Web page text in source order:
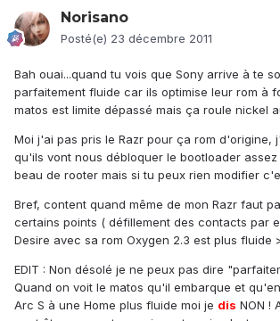
Norisano
Posté(e) 23 décembre 2011
Bah ouai...quand tu vois que Sony arrive à te
parfaitement fluide car ils optimise leur rom à
matos est limite dépassé mais ça roule nickel
Moi j'ai pas pris le Razr pour ça rom d'origine,
qu'ils vont nous débloquer le bootloader
beau de rooter mais si tu peux rien modifier
Bref, content quand même de mon Razr faut
certains points ( défillement des contacts par
Desire avec sa rom Oxygen 2.3 est plus fluide
EDIT : Non désolé je ne peux pas dire
Quand on voit le matos qu'il embarque et
Arc S à une Home plus fluide moi je dis NON !